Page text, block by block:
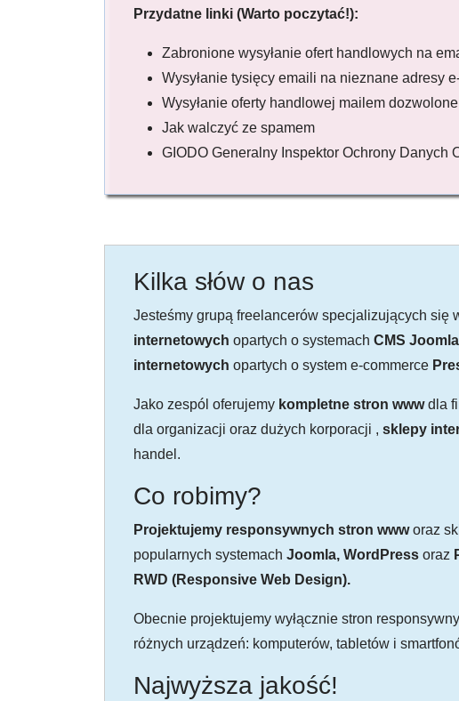
Przydatne linki (Warto poczytać!):
Zabronione wysyłanie ofert handlowych na
Wysyłanie tysięcy emaili na nieznane adresy
Wysyłanie oferty handlowej mailem
Jak walczyć ze spamem
GIODO Generalny Inspektor Ochrony Danych
Kilka słów o nas
Jesteśmy grupą freelancerów specjalizujących się
internetowych opartych o systemach CMS Joomla
internetowych opartych o system e-commerce
Jako zespól oferujemy kompletne stron wwwdla
dla organizacji oraz dużych korporacji , sklepy
handel.
Co robimy?
Projektujemy responsywnych stron wwworaz
popularnych systemach Joomla, WordPress oraz
RWD (Responsive Web Design).
Obecnie projektujemy wyłącznie stron
różnych urządzeń: komputerów, tabletów i
Najwyższa jakość!